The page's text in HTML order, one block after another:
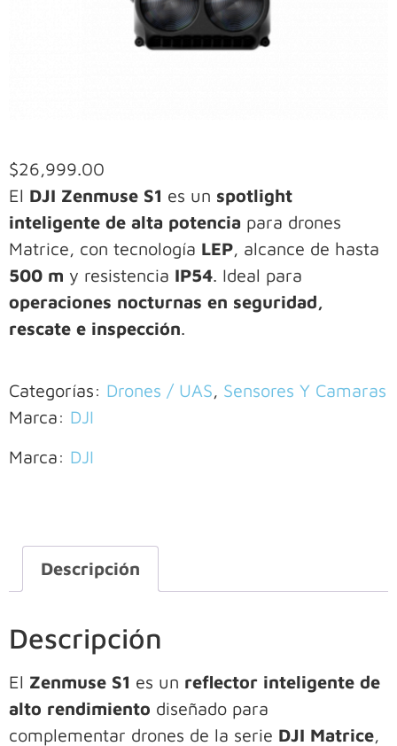
$26,999.00
El DJI Zenmuse S1 es un spotlight
inteligente de alta potencia para drones
Matrice, con tecnología LEP, alcance de hasta
500 m y resistencia IP54. Ideal para
operaciones nocturnas en seguridad,
rescate e inspección.
Categorías: Drones / UAS, Sensores Y Camaras
Marca: DJI
Marca: DJI
Descripción
Descripción
El Zenmuse S1 es un reflector inteligente de
alto rendimiento diseñado para
complementar drones de la serie DJI Matrice,